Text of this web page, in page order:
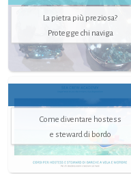
La pietra più preziosa?
Protegge chi naviga
Come diventare hostess
e steward di bordo